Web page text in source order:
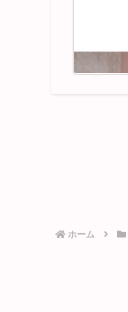
ホーム